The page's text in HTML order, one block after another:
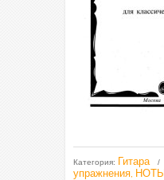
Категория: Гитара
упражнения НОТЫ